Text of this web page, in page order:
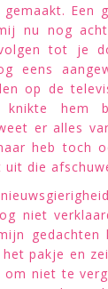
Een
nu nog
tot je
eens
op de
knikte hem
er alles
heb toch
uit die
niet
gedachten
pakje en
niet te